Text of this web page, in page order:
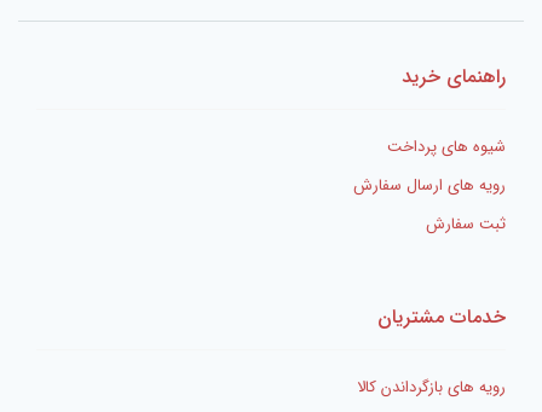
راهنمای خرید
شیوه های پرداخت
رویه های ارسال سفارش
ثبت سفارش
خدمات مشتریان
رویه های بازگرداندن کالا